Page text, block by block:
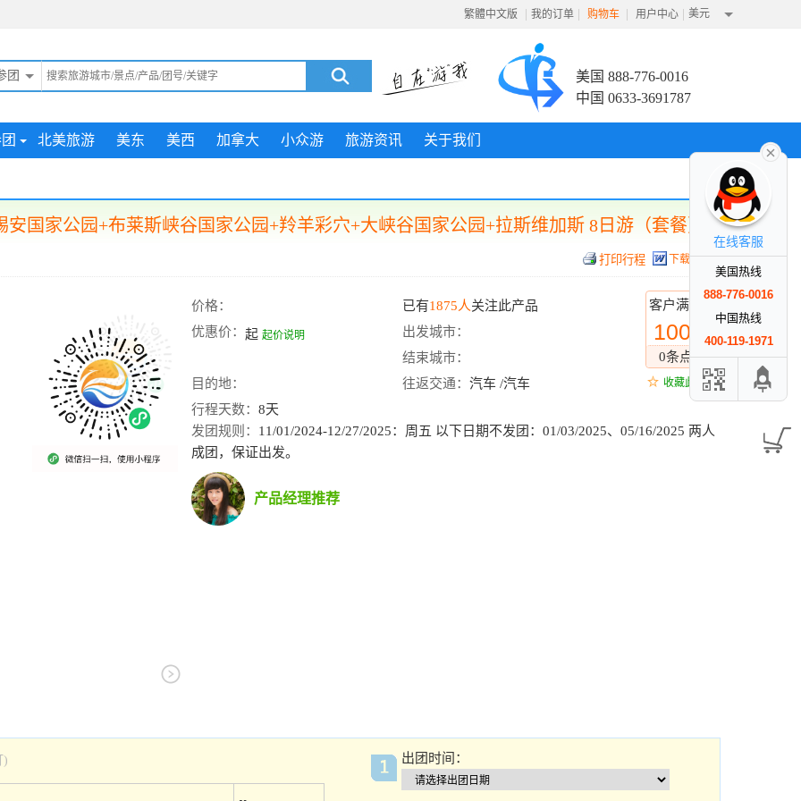
繁體中文版 | 我的订单 | 购物车 | 用户中心 | 美元
团
美国 888-776-0016
中国 0633-3691787
北美旅游 美东 美西 加拿大 小众游 旅游资讯 关于我们
国家公园+布莱斯峡谷国家公园+羚羊彩穴+大峡谷国家公园+拉斯维加斯 8日游（套餐）
下载行程
客户满意度
100%
0条点评
收藏此线路
价格： 已有1875人关注此产品
优惠价： 起 起价说明
出发城市：
结束城市：
目的地：
往返交通： 汽车 /汽车
行程天数： 8天
发团规则： 11/01/2024-12/27/2025：周五 以下日期不发团：01/03/2025、05/16/2025 两人
成团，保证出发。
产品经理推荐
) 出团时间：
在线客服
美国热线
888-776-0016
中国热线
400-119-1971